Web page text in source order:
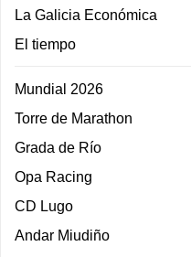
La Galicia Económica
El tiempo
Mundial 2026
Torre de Marathon
Grada de Río
Opa Racing
CD Lugo
Andar Miudiño